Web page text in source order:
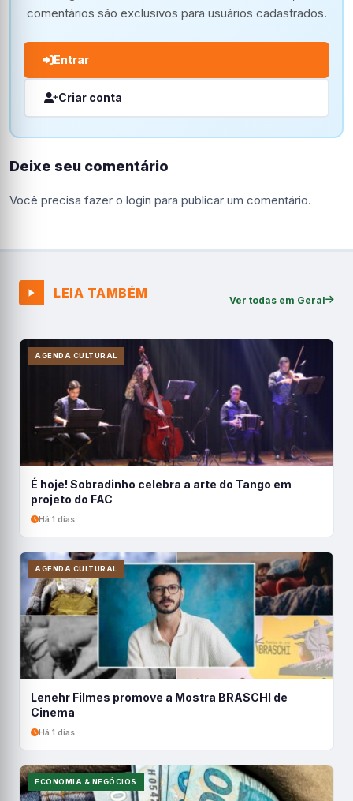
comentários são exclusivos para usuários cadastrados.
Entrar
Criar conta
Deixe seu comentário
Você precisa fazer o login para publicar um comentário.
LEIA TAMBÉM Ver todas em Geral
AGENDA CULTURAL
É hoje! Sobradinho celebra a arte do Tango em
projeto do FAC
Há 1 dias
AGENDA CULTURAL
Lenehr Filmes promove a Mostra BRASCHI de
Cinema
Há 1 dias
ECONOMIA & NEGÓCIOS